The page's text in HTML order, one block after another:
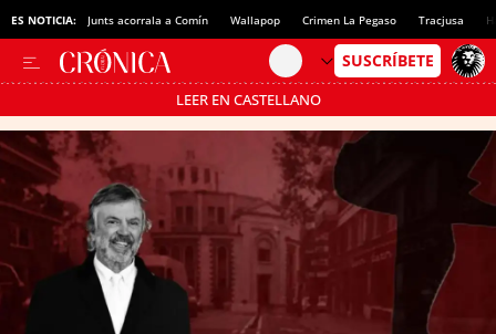
ES NOTICIA: Junts acorrala a Comín Wallapop Crimen La Pegaso Tracjusa
LEER EN CASTELLANO
Pásate al MODO AHORRO